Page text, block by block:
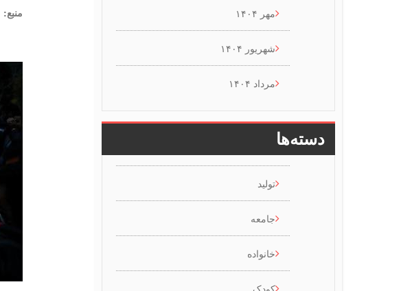
منبع: مهر ۱۴۰۴
شهریور ۱۴۰۴
مرداد ۱۴۰۴
دسته‌ها
تولید
جامعه
خانواده